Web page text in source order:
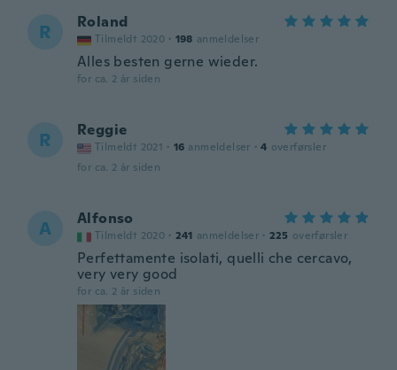
R Roland
Tilmeldt 2020 · 198 anmeldelser
Alles besten gerne wieder.
for ca. 2 år siden
R Reggie
Tilmeldt 2021 · 16 anmeldelser · 4 overførsler
for ca. 2 år siden
A Alfonso
Tilmeldt 2020 · 241 anmeldelser · 225 overførsler
Perfettamente isolati, quelli che cercavo,
very very good
for ca. 2 år siden